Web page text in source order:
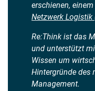
erschienen,
Netzwerk Logistik
Re:Think ist das
und unterstützt
Wissen um
Hintergründe des
Management.